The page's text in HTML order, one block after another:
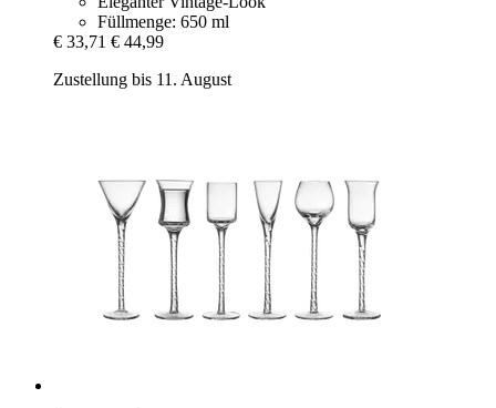
Füllmenge: 650 ml
€ 33,71 € 44,99
Zustellung bis 11. August